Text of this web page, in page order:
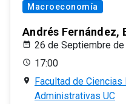
Macroeconomía
Andrés Fernández,
26 de Septiembre
17:00
Facultad de Ciencias
Administrativas UC